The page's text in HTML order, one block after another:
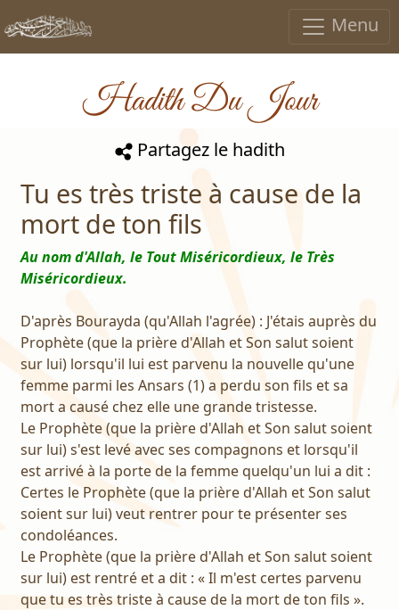
Menu
Hadith Du Jour
Partagez le hadith
Tu es très triste à cause de la
mort de ton fils
Au nom d'Allah, le Tout Miséricordieux, le Très
Miséricordieux.
D'après Bourayda (qu'Allah l'agrée) : J'étais auprès du
Prophète (que la prière d'Allah et Son salut soient
sur lui) lorsqu'il lui est parvenu la nouvelle qu'une
femme parmi les Ansars (1) a perdu son fils et sa
mort a causé chez elle une grande tristesse.
Le Prophète (que la prière d'Allah et Son salut soient
sur lui) s'est levé avec ses compagnons et lorsqu'il
est arrivé à la porte de la femme quelqu'un lui a dit :
Certes le Prophète (que la prière d'Allah et Son salut
soient sur lui) veut rentrer pour te présenter ses
condoléances.
Le Prophète (que la prière d'Allah et Son salut soient
sur lui) est rentré et a dit : « Il m'est certes parvenu
que tu es très triste à cause de la mort de ton fils ».